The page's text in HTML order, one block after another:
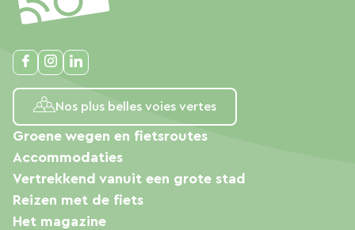
Nos plus belles voies vertes
Groene wegen en fietsroutes
Accommodaties
Vertrekkend vanuit een grote stad
Reizen met de fiets
Het magazine